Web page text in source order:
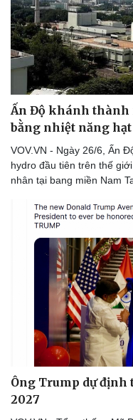
Ấn Độ khánh thành
bằng nhiệt năng
VOV.VN - Ngày 26/6, Ấn
hydro đầu tiên trên thế
nhân tại bang miền Nam
Ông Trump dự định
2027